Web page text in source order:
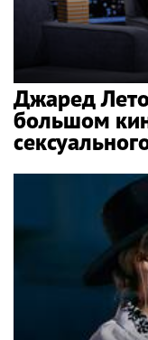
Джаред
большом